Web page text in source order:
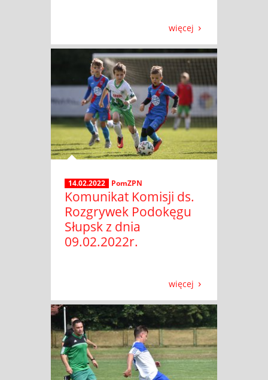
więcej
14.02.2022 PomZPN
Komunikat Komisji ds.
Rozgrywek Podokęgu
Słupsk z dnia
09.02.2022r.
więcej